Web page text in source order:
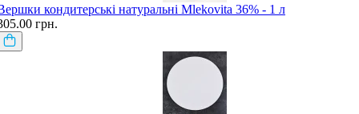
кондитерські натуральні Mlekovita 36% - 1 л
грн.